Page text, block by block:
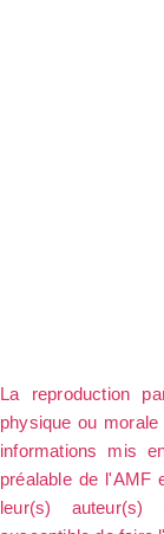
La reproduction
physique ou
informations mis
préalable de l'AMF
leur(s)